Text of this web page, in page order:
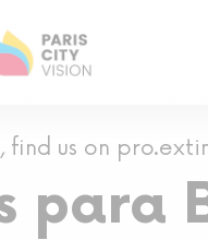
find us on
para